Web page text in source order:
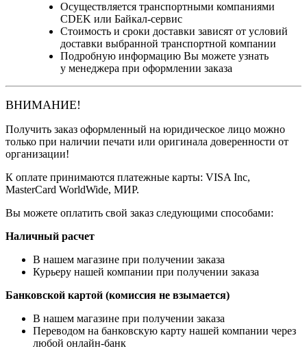
Осуществляется транспортными компаниями
CDEK или Байкал-сервис
Стоимость и сроки доставки зависят от условий
доставки выбранной транспортной компании
Подробную информацию Вы можете узнать
у менеджера при оформлении заказа
ВНИМАНИЕ!
Получить заказ оформленный на юридическое лицо можно
только при наличии печати или оригинала доверенности от
организации!
К оплате принимаются платежные карты: VISA Inc,
MasterCard WorldWide, МИР.
Вы можете оплатить свой заказ следующими способами:
Наличный расчет
В нашем магазине при получении заказа
Курьеру нашей компании при получении заказа
Банковской картой (комиссия не взымается)
В нашем магазине при получении заказа
Переводом на банковскую карту нашей компании через
любой онлайн-банк